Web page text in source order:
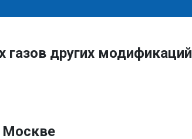
других модификаций
Москве